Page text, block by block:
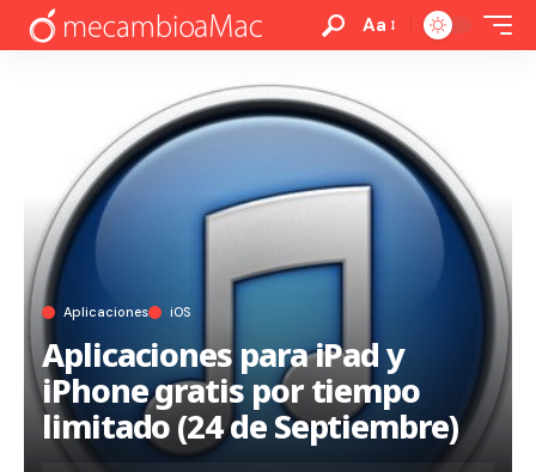
Aa
Aplicaciones iOS
Aplicaciones para iPad y
iPhone gratis por tiempo
limitado (24 de Septiembre)